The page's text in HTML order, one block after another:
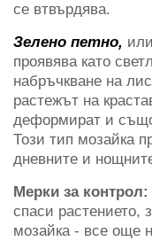
се втвърдява.
Зелено петно, или
проявява като
набръчкване на
растежът на
деформират и
Този тип мозайка
дневните и
Мерки за контрол:
спаси растението,
мозайка - все още